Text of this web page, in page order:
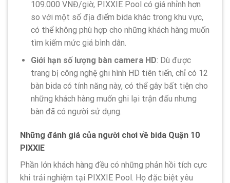
109.000 VNĐ/giờ, PIXXIE Pool có giá nhỉnh hơn
so với một số địa điểm bida khác trong khu vực,
có thể không phù hợp cho những khách hàng muốn
tìm kiếm mức giá bình dân.
Giới hạn số lượng bàn camera HD: Dù được
trang bị công nghệ ghi hình HD tiên tiến, chỉ có 12
bàn bida có tính năng này, có thể gây bất tiện cho
những khách hàng muốn ghi lại trận đấu nhưng
bàn đã có người sử dụng.
Những đánh giá của người chơi về bida Quận 10
PIXXIE
Phần lớn khách hàng đều có những phản hồi tích cực
khi trải nghiệm tại PIXXIE Pool. Họ đặc biệt yêu